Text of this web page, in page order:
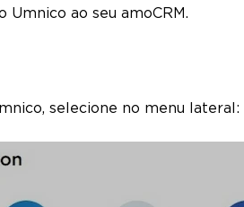
Umnico ao seu amoCRM.
selecione no menu lateral: